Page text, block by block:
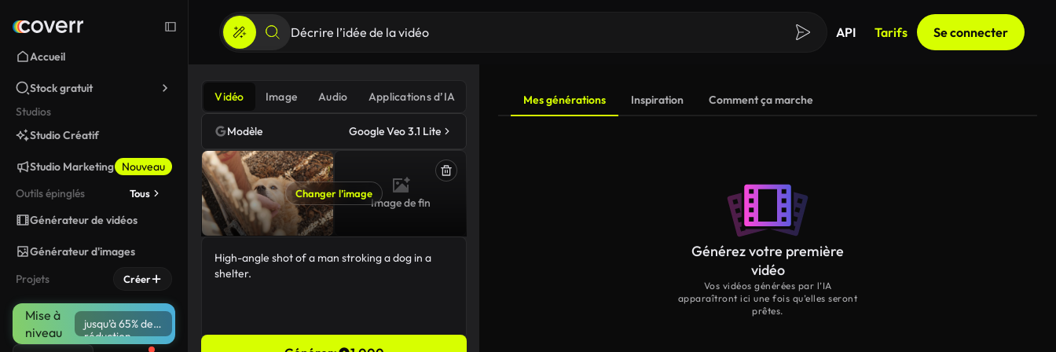
Accueil
Stock gratuit
Studios
Studio Créatif
Studio Marketing
Nouveau
Outils épinglés
Tous
Générateur de vidéos
Générateur d'images
Projets
Créer
Mise à
niveau
jusqu’à 65% de
réduction
API Tarifs Se connecter
Vidéo Image Audio Applications d’IA
Modèle Google Veo 3.1 Lite
Changer l’image
Image de fin
Mes générations Inspiration Comment ça marche
Générez votre première
vidéo
Vos vidéos générées par l’IA
apparaîtront ici une fois qu’elles seront
prêtes.